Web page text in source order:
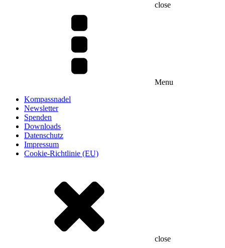
close
Menu
Kompassnadel
Newsletter
Spenden
Downloads
Datenschutz
Impressum
Cookie-Richtlinie (EU)
close